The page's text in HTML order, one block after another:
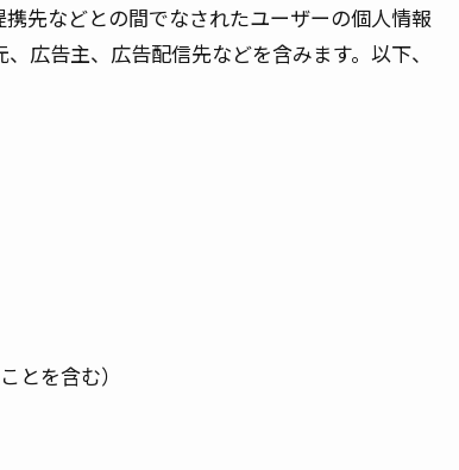
先などとの間でなされたユーザーの個人情報
広告主、広告配信先などを含みます。以下、
とを含む）